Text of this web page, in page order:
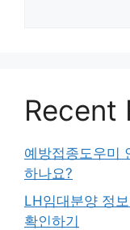
Recent
예방접종도우미
하나요?
LH임대분양 정
확인하기